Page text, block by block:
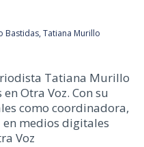
Bastidas, Tatiana Murillo
Tatiana Murillo
Otra Voz. Con su
como coordinadora,
medios digitales
Voz